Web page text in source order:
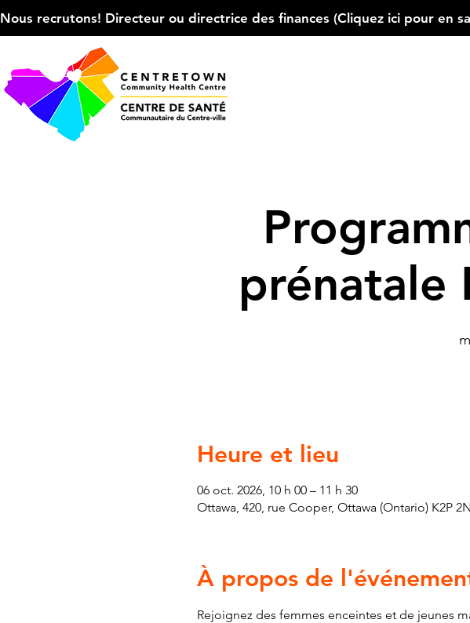
Nous recrutons! Directeur ou directrice des finances (Cliquez ici pour
prénatale
Heure et lieu
06 oct. 2026, 10 h 00 – 11 h 30
Ottawa, 420, rue Cooper, Ottawa (Ontario) K2P
À propos de
Rejoignez des femmes enceintes et de jeunes